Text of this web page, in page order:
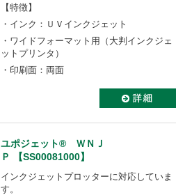
【特徴】
・インク：ＵＶインクジェット
・ワイドフォーマット用（大判インクジェ
ットプリンタ）
・印刷面：両面
ユポジェット® ＷＮＪ
Ｐ 【SS00081000】
インクジェットプロッターに対応していま
す。